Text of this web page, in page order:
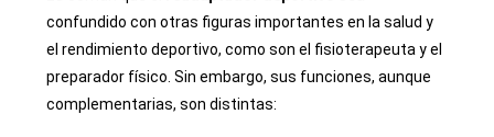
confundido con otras figuras importantes en la salud y
el rendimiento deportivo, como son el fisioterapeuta y el
preparador físico. Sin embargo, sus funciones, aunque
complementarias, son distintas: